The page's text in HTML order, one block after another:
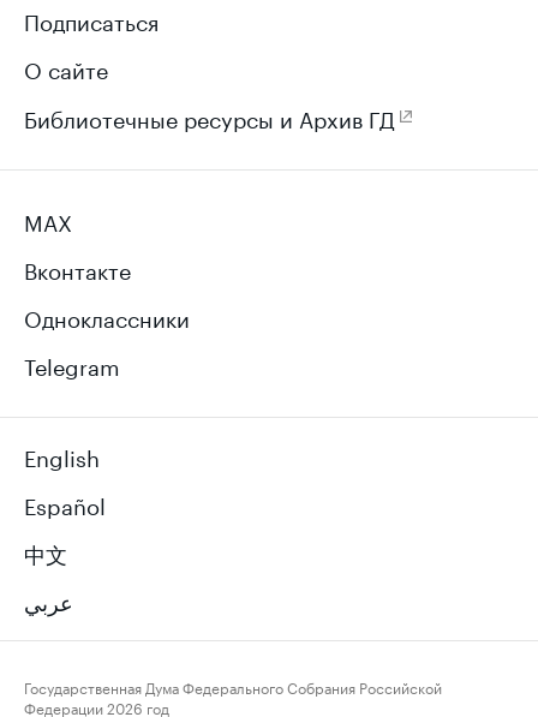
Подписаться
О сайте
Библиотечные ресурсы и Архив ГД
MAX
Вконтакте
Одноклассники
Telegram
English
Español
中文
عربي
Государственная Дума Федерального Собрания Российской
Федерации2026 год